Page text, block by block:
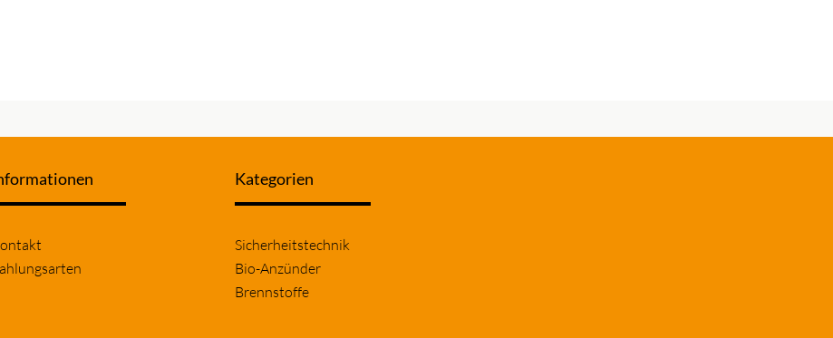
Kategorien
Navigation
überspringen
Sicherheitstechnik
Bio-Anzünder
Brennstoffe